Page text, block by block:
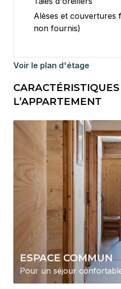
Alèses et couvertures
non fournis)
Voir le plan d'étage
L’APPARTEMENT
ESPACE COMMUN
Pour un séjour